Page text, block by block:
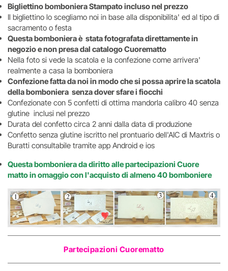
Bigliettino bomboniera Stampato incluso nel prezzo
Il bigliettino lo scegliamo noi in base alla disponibilita' ed al tipo di
sacramento o festa
Questa bomboniera è stata fotografata direttamente in
negozio e non presa dal catalogo Cuorematto
Nella foto si vede la scatola e la confezione come arrivera'
realmente a casa la bomboniera
Confezione fatta da noi in modo che si possa aprire la scatola
della bomboniera senza dover sfare i fiocchi
Confezionate con 5 confetti di ottima mandorla calibro 40 senza
glutine inclusi nel prezzo
Durata del confetto circa 2 anni dalla data di produzione
Confetto senza glutine iscritto nel prontuario dell'AIC di Maxtris o
Buratti consultabile tramite app Android e ios
Questa bomboniera da diritto allepartecipazioni Cuore
matto in omaggiocon l'acquisto di almeno 40 bomboniere
Partecipazioni Cuorematto